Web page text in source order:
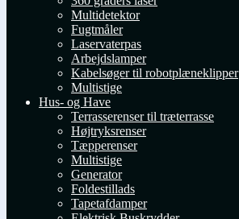
Multidetektor
Fugtmåler
Laservaterpas
Arbejdslamper
Kabelsøger til robotplæneklipper
Multistige
Hus- og Have
Terrasserenser til træterrasse
Højtryksrenser
Tæpperenser
Multistige
Generator
Foldestillads
Tapetafdamper